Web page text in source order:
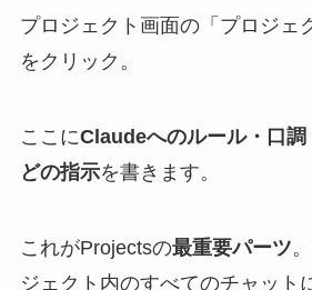
プロジェクト画面の「プロジェ
をクリック。
ここにClaudeへのルール・口
どの指示を書きます。
これがProjectsの最重要パーツ
ジェクト内のすべてのチャット